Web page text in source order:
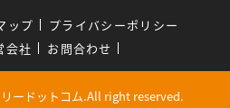
ップ
プライバシーポリシー
会社
お問合わせ
ードットコム.All right reserved.